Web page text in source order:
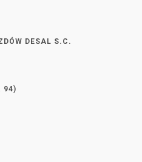
DESAL S.C.
94)